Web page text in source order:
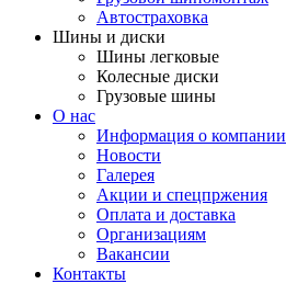
Автостраховка
Шины и диски
Шины легковые
Колесные диски
Грузовые шины
О нас
Информация о компании
Новости
Галерея
Акции и спецпржения
Оплата и доставка
Организациям
Вакансии
Контакты